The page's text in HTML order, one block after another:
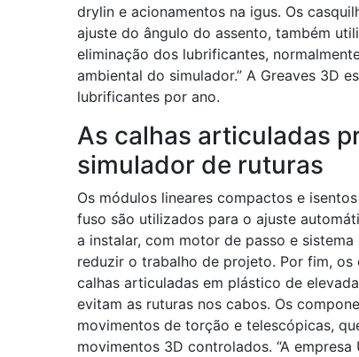
drylin e acionamentos na igus. Os
ajuste do ângulo do assento, também
eliminação dos lubrificantes,
ambiental do simulador.” A Greaves 3D
lubrificantes por ano.
As calhas articuladas
simulador de ruturas
Os módulos lineares compactos e
fuso são utilizados para o ajuste
a instalar, com motor de passo e
reduzir o trabalho de projeto. Por fim,
calhas articuladas em plástico de
evitam as ruturas nos cabos. Os
movimentos de torção e telescópicas,
movimentos 3D controlados. “A